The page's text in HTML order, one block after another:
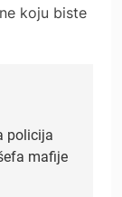
koju biste
policija
mafije